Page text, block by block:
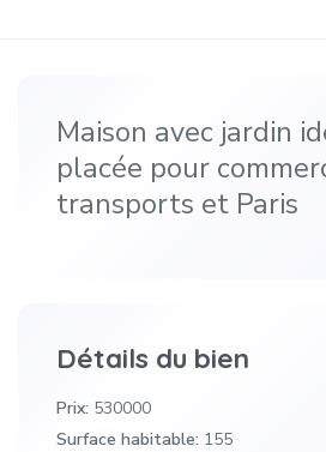
Maison avec jardin
placée pour
transports et Paris
Détails du bien
Prix: 530000
Surface habitable: 155